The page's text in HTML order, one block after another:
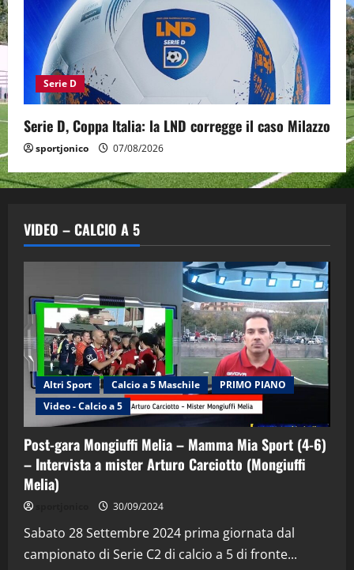
Serie D
Serie D, Coppa Italia: la LND corregge il caso Milazzo
sportjonico 07/08/2026
VIDEO – CALCIO A 5
Altri Sport Calcio a 5 Maschile
PRIMO PIANO
Video - Calcio a 5
Post-gara Mongiuffi Melia – Mamma Mia Sport (4-6)
– Intervista a mister Arturo Carciotto (Mongiuffi
Melia)
30/09/2024
Sabato 28 Settembre 2024 prima giornata dal
campionato di Serie C2 di calcio a 5 di fronte...
2
“SportEmpire” in Podcast: 29^ Puntata
(Martedi 28 Aprile 2026)
28/04/2026